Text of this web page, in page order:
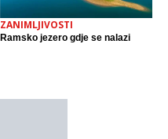
ZANIMLJIVOSTI
Ramsko jezero gdje se nalazi